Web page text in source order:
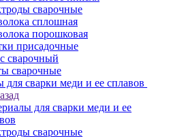
сварочные
сплошная
порошковая
присадочные
сварочный
сварочные
для сварки меди и ее сплавов
для сварки меди и ее
сварочные